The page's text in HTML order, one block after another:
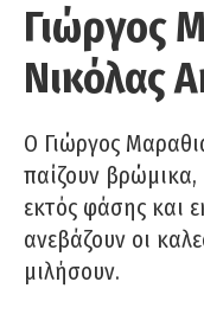
Γιώργος
Νικόλας
Ο Γιώργος
παίζουν
εκτός φάσης και
ανεβάζουν οι
μιλήσουν.